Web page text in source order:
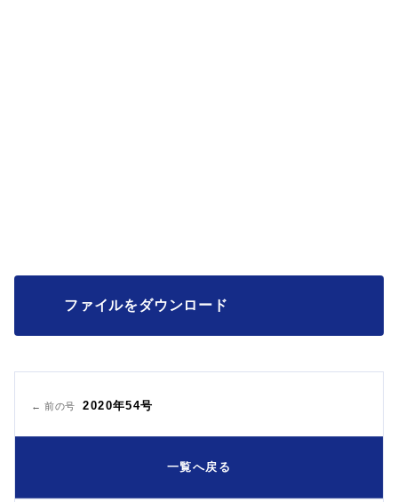
ファイルをダウンロード
← 前の号 2020年54号
一覧へ戻る